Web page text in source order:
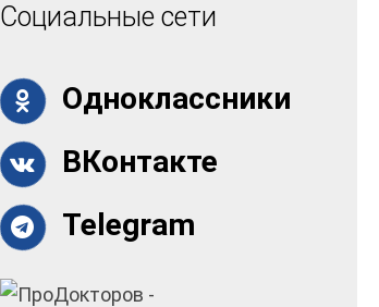
Социальные сети
Одноклассники
ВКонтакте
Telegram